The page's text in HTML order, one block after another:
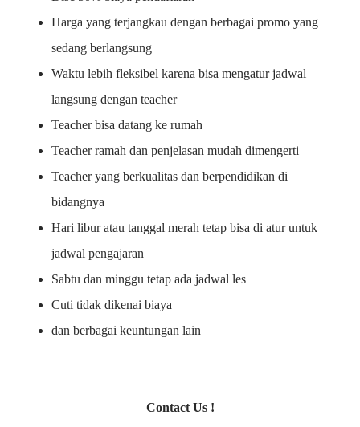
Harga yang terjangkau dengan berbagai promo yang
sedang berlangsung
Waktu lebih fleksibel karena bisa mengatur jadwal
langsung dengan teacher
Teacher bisa datang ke rumah
Teacher ramah dan penjelasan mudah dimengerti
Teacher yang berkualitas dan berpendidikan di
bidangnya
Hari libur atau tanggal merah tetap bisa di atur untuk
jadwal pengajaran
Sabtu dan minggu tetap ada jadwal les
Cuti tidak dikenai biaya
dan berbagai keuntungan lain
Contact Us !